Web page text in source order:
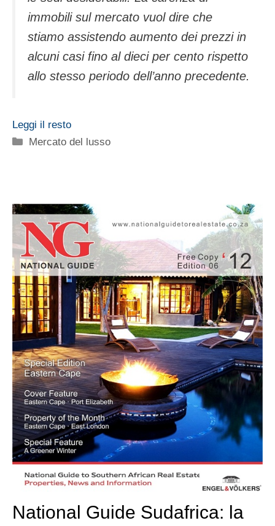
immobili sul mercato vuol dire che
stiamo assistendo aumento dei prezzi in
alcuni casi fino al dieci per cento rispetto
allo stesso periodo dell’anno precedente.
Leggi il resto
Categorie
Mercato del lusso
National Guide Sudafrica: la